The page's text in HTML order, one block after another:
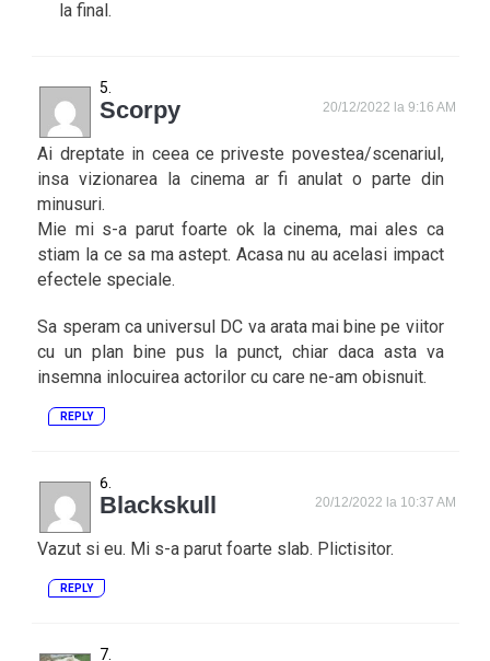
la final.
Scorpy 20/12/2022 la 9:16 AM
Ai dreptate in ceea ce priveste povestea/scenariul,
insa vizionarea la cinema ar fi anulat o parte din
minusuri.
Mie mi s-a parut foarte ok la cinema, mai ales ca
stiam la ce sa ma astept. Acasa nu au acelasi impact
efectele speciale.
Sa speram ca universul DC va arata mai bine pe viitor
cu un plan bine pus la punct, chiar daca asta va
insemna inlocuirea actorilor cu care ne-am obisnuit.
REPLY
Blackskull 20/12/2022 la 10:37 AM
Vazut si eu. Mi s-a parut foarte slab. Plictisitor.
REPLY